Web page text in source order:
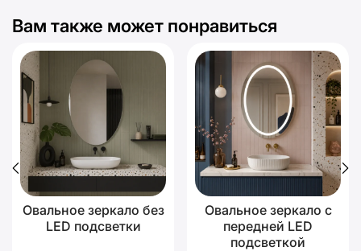
Вам также может понравиться
Овальное зеркало без
LED подсветки
Овальное зеркало с
передней LED
подсветкой